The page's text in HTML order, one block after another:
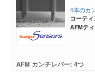
4本のカ
コーテ
AFMテ
AFM カンチレバー: 4つ